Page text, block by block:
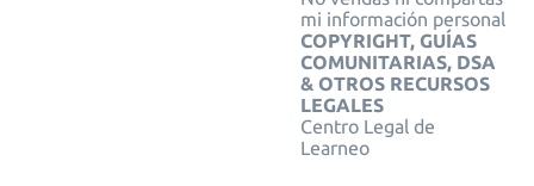
mi información personal
COPYRIGHT, GUÍAS
COMUNITARIAS, DSA
& OTROS RECURSOS
LEGALES
Centro Legal de
Learneo